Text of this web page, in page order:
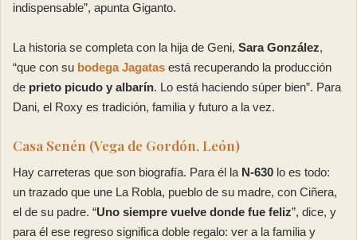
indispensable”, apunta Giganto.
La historia se completa con la hija de Geni, Sara González,
“que con su bodega Jagatas está recuperando la producción
de prieto picudo y albarín. Lo está haciendo súper bien”. Para
Dani, el Roxy es tradición, familia y futuro a la vez.
Casa Senén (Vega de Gordón, León)
Hay carreteras que son biografía. Para él la N-630 lo es todo:
un trazado que une La Robla, pueblo de su madre, con Ciñera,
el de su padre. “Uno siempre vuelve donde fue feliz”, dice, y
para él ese regreso significa doble regalo: ver a la familia y